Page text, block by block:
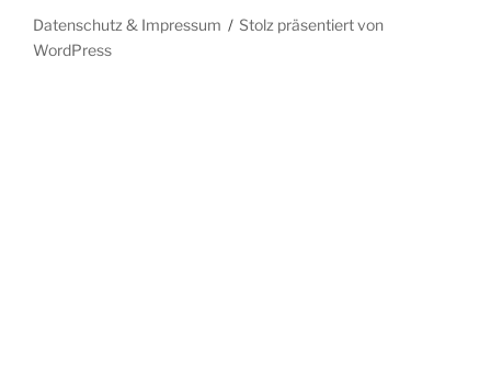
Datenschutz & Impressum
Stolz präsentiert von
WordPress